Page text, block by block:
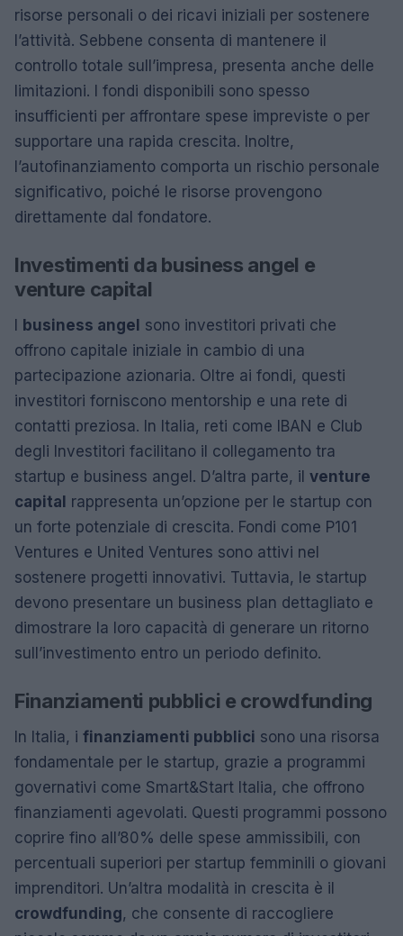
risorse personali o dei ricavi iniziali per sostenere
l’attività. Sebbene consenta di mantenere il
controllo totale sull’impresa, presenta anche delle
limitazioni. I fondi disponibili sono spesso
insufficienti per affrontare spese impreviste o per
supportare una rapida crescita. Inoltre,
l’autofinanziamento comporta un rischio personale
significativo, poiché le risorse provengono
direttamente dal fondatore.
Investimenti da business angel e
venture capital
business angel sono investitori privati che
offrono capitale iniziale in cambio di una
partecipazione azionaria. Oltre ai fondi, questi
investitori forniscono mentorship e una rete di
contatti preziosa. In Italia, reti come IBAN e Club
degli Investitori facilitano il collegamento tra
startup e business angel. D’altra parte, il venture
capital rappresenta un’opzione per le startup con
un forte potenziale di crescita. Fondi come P101
Ventures e United Ventures sono attivi nel
sostenere progetti innovativi. Tuttavia, le startup
devono presentare un business plan dettagliato e
dimostrare la loro capacità di generare un ritorno
sull’investimento entro un periodo definito.
Finanziamenti pubblici e crowdfunding
In Italia, i finanziamenti pubblici sono una risorsa
fondamentale per le startup, grazie a programmi
governativi come Smart&Start Italia, che offrono
finanziamenti agevolati. Questi programmi possono
coprire fino all’80% delle spese ammissibili, con
percentuali superiori per startup femminili o giovani
imprenditori. Un’altra modalità in crescita è il
crowdfunding, che consente di raccogliere